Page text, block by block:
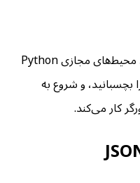
نیازی به نصب پکیج‌های npm یا ایجاد محیط‌های مجازی Python
بچسبانید، و شروع به
کار می‌کند.